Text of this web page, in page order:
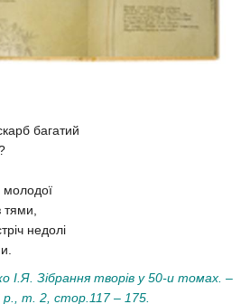
багатий
молодої
недолі
І.Я. Зібрання творів у 50-и томах. –
т. 2, стор.117 – 175.